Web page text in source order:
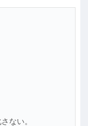
ない。